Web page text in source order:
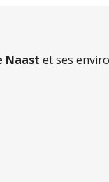
Naast et ses